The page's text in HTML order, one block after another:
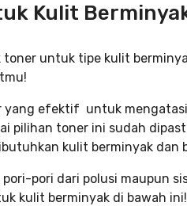
Kulit
untuk tipe kulit
yang efektif untuk
pilihan toner ini sudah
kulit berminyak dan
pori dari polusi maupun
kulit berminyak di bawah ini!